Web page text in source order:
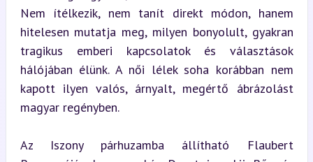
Nem ítélkezik, nem tanít direkt módon, hanem
hitelesen mutatja meg, milyen bonyolult, gyakran
tragikus emberi kapcsolatok és választások
hálójában élünk. A női lélek soha korábban nem
kapott ilyen valós, árnyalt, megértő ábrázolást
magyar regényben.
Az Iszony párhuzamba állítható Flaubert